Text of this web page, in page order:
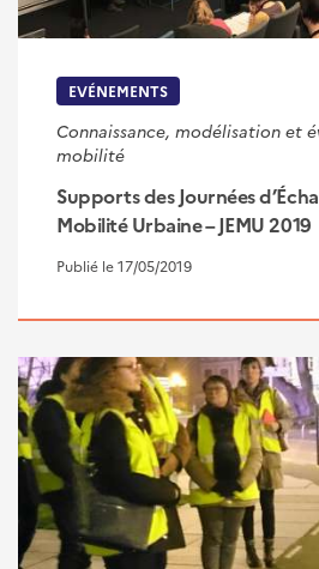
EVÉNEMENTS
Connaissance, modélisation et
mobilité
Supports des Journées
Mobilité Urbaine – JEMU 2019
Publié le 17/05/2019